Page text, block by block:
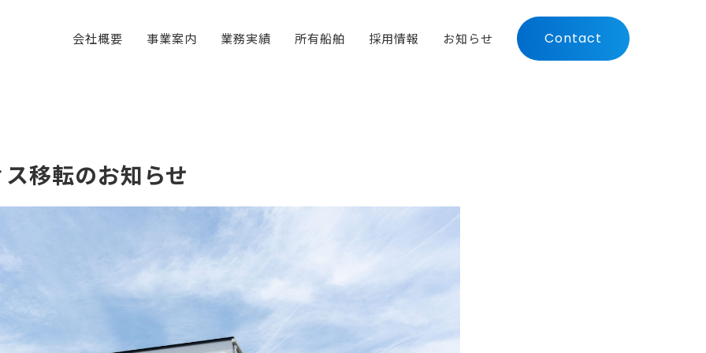
会社概要 事業案内 業務実績 所有船舶 採用情報 お知らせ Contact
移転のお知らせ